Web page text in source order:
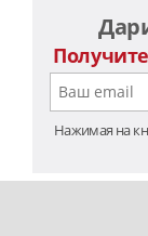
Получите
Нажимая на